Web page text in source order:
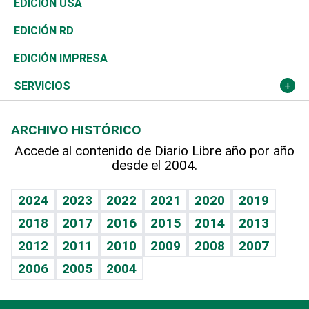
Ocenanía
Caribe
Resto del mundo
Telecom.
Global y variable
Economía personal
Sociales
Novedades
Podcast Arte Libre
Hablando con el pediatra
Vida y familia
Eñe
Celebrando la vida
Sin complejos
En pocas palabras
Tenis
Olimpismo
Más deportes
TBT Deportivo
El Espía
Noticiero Poteleche
Columnistas
Más firmas
Historia
Martes de tecnología
Cambio climático
Economía
Revista
Deportes
Opinión
Hecho en casa
Guía del dinero
EDICIÓN USA
EDICIÓN RD
EDICIÓN IMPRESA
SERVICIOS
Cumpleaños
Horóscopos
Crucigramas
ARCHIVO HISTÓRICO
Accede al contenido de Diario Libre año por año
desde el 2004.
2024 2023 2022 2021 2020
2019
2018
2017 2016 2015 2014
2013
2012
2011 2010 2009 2008
2007
2006
2005 2004